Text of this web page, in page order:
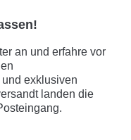
an und erfahre vor
exklusiven
landen die